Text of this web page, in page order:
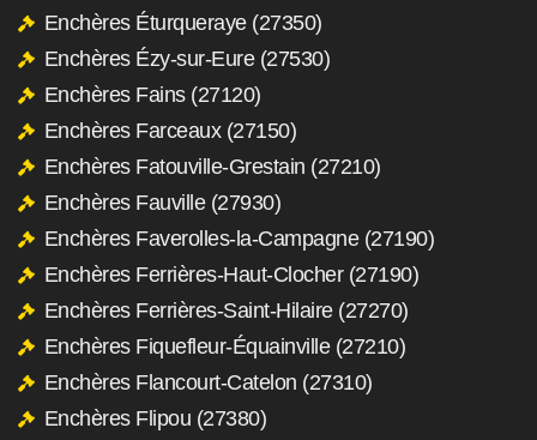
Enchères Éturqueraye (27350)
Enchères Ézy-sur-Eure (27530)
Enchères Fains (27120)
Enchères Farceaux (27150)
Enchères Fatouville-Grestain (27210)
Enchères Fauville (27930)
Enchères Faverolles-la-Campagne (27190)
Enchères Ferrières-Haut-Clocher (27190)
Enchères Ferrières-Saint-Hilaire (27270)
Enchères Fiquefleur-Équainville (27210)
Enchères Flancourt-Catelon (27310)
Enchères Flipou (27380)